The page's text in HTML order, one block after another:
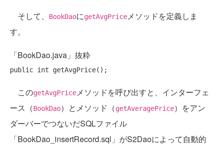
そして、 BookDaoにgetAvgPriceメソッドを定義しま
す。
「BookDao.java」抜粋
public int
このgetAvgPriceメソッドを呼び出すと、インターフェ
ース（BookDao）とメソッド（getAveragePrice）をアン
ダーバーでつないだSQLファイル
「BookDao_insertRecord.sql」がS2Daoによって自動的